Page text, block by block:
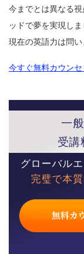
今までとは異なる
ッドで夢を実現しま
現在の英語力は問い
今すぐ無料カウンセ
一
受講
グローバル
完璧で本